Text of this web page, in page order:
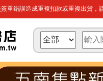
單錯誤造成重複扣款或重複出貨，